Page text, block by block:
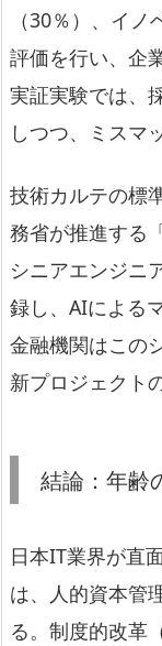
（30％）、イ
評価を行い、企
実証実験では、
しつつ、ミスマ
技術カルテの標
務省が推進する
シニアエンジニ
録し、AIによる
金融機関はこの
新プロジェクト
結論：年齢
日本IT業界が直
は、人的資本管
る。制度的改革